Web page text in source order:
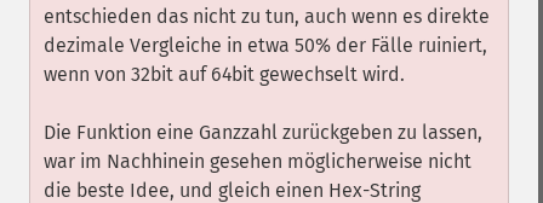
entschieden das nicht zu tun, auch wenn es direkte
dezimale Vergleiche in etwa 50% der Fälle ruiniert,
wenn von 32bit auf 64bit gewechselt wird.
Die Funktion eine Ganzzahl zurückgeben zu lassen,
war im Nachhinein gesehen möglicherweise nicht
die beste Idee, und gleich einen Hex-String